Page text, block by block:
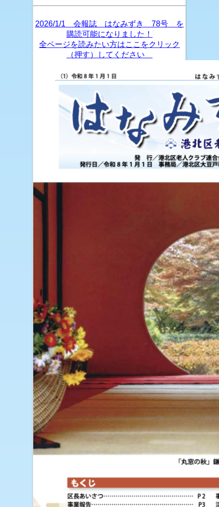
2026/1/1 会報誌 はなみずき 78号 を
購読可能になりました！
全ページを読みたい方はここをクリック
（押す）してください